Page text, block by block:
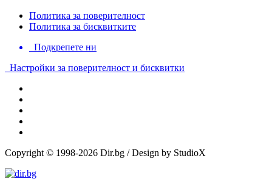
Политика за поверителност
Политика за бисквитките
Подкрепете ни
Настройки за поверителност и бисквитки
Copyright © 1998-2026 Dir.bg / Design by StudioX